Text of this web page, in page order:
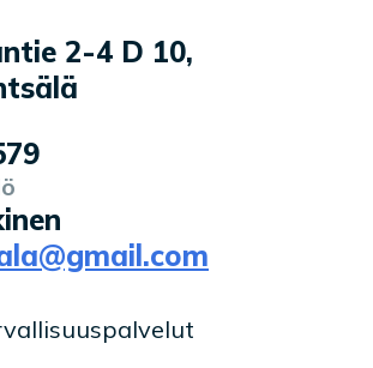
2-4 D 10,